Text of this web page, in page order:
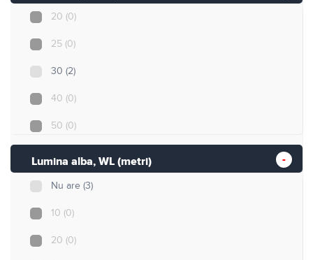
3,3 - 12
2,7 - 13,5
3,3 - 13,5
5 - 75
5,5 - 88
5,5 - 110(0)
4.8 - 120(0)
20 (0)
25 (0)
30 (2)
40 (0)
50 (0)
70
80(0)
100(0)
Lumina alba, WL (metri)
Nu are (3)
10 (0)
20 (0)